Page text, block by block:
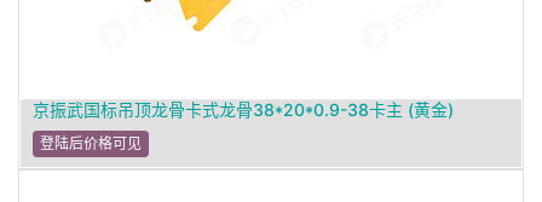
京振武国标吊顶龙骨卡式龙骨38*20*0.9-38卡主 (黄金)
登陆后价格可见